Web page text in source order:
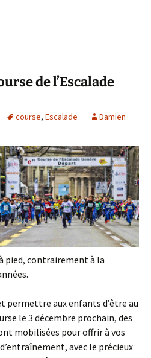
de l’Escalade 2023
de l’Escalade
course, Escalade Damien
pied, contrairement à la
permettre aux enfants d’être au
le 3 décembre prochain, des
mobilisées pour offrir à vos
avec le précieux